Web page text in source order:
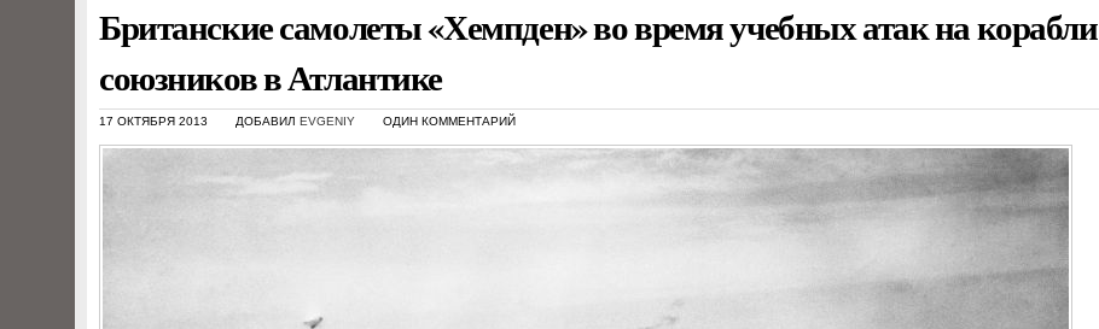
Британские самолеты «Хемпден» во время учебных атак на корабли
союзников в Атлантике
17 ОКТЯБРЯ 2013 ДОБАВИЛ EVGENIY ОДИН КОММЕНТАРИЙ